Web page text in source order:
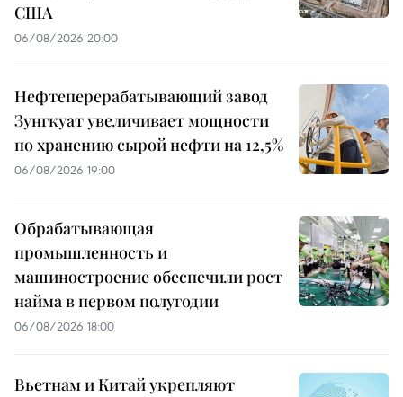
США
06/08/2026 20:00
Нефтеперерабатывающий завод
Зунгкуат увеличивает мощности
по хранению сырой нефти на 12,5%
06/08/2026 19:00
Обрабатывающая
промышленность и
машиностроение обеспечили рост
найма в первом полугодии
06/08/2026 18:00
Вьетнам и Китай укрепляют